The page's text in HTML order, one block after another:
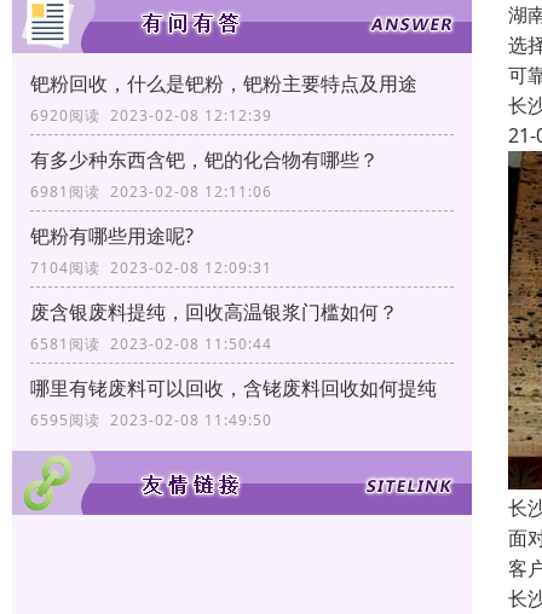
钯粉回收，什么是钯粉，钯粉主要特点及用途
6920阅读 2023-02-08 12:12:39
有多少种东西含钯，钯的化合物有哪些？
6981阅读 2023-02-08 12:11:06
钯粉有哪些用途呢?
7104阅读 2023-02-08 12:09:31
废含银废料提纯，回收高温银浆门槛如何？
6581阅读 2023-02-08 11:50:44
哪里有铑废料可以回收，含铑废料回收如何提纯
6595阅读 2023-02-08 11:49:50
湖
选
可
长
21-
长
面
客
长